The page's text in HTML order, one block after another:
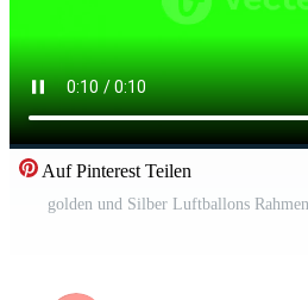
Auf Pinterest Teilen